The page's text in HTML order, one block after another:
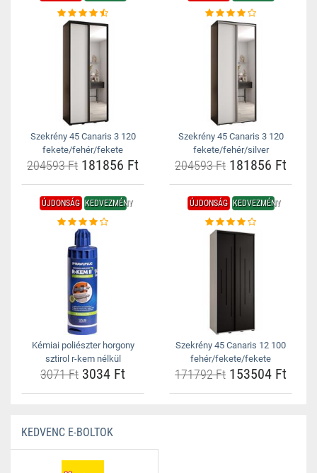
Szekrény 45 Canaris 3 120
fekete/fehér/fekete
204593 Ft 181856 Ft
Szekrény 45 Canaris 3 120
fekete/fehér/silver
204593 Ft 181856 Ft
ÚJDONSÁG KEDVEZMÉNY
Kémiai poliészter horgony
sztirol r-kem nélkül
3071 Ft 3034 Ft
ÚJDONSÁG KEDVEZMÉNY
Szekrény 45 Canaris 12 100
fehér/fekete/fekete
171792 Ft 153504 Ft
KEDVENC E-BOLTOK